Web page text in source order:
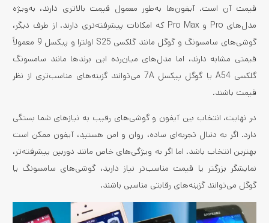
قیمت آن است. آیفون‌ها به‌طور معمول قیمت بالاتری دارند، به‌ویژه
مدل‌های Pro و Pro Max که امکانات پیشرفته‌تری دارند. از طرف دیگر،
گوشی‌های سامسونگ و گوگل مانند گلکسی S25 اولترا و پیکسل 9 معمولاً
قیمتی مشابه دارند، اما مدل‌های میان‌رده این برندها مانند سامسونگ
گلکسی A54 یا گوگل پیکسل 7A می‌توانند گزینه‌های مناسب‌تری از نظر
قیمت باشند.
در نهایت، انتخاب بین آیفون و گوشی‌های رقیب به نیازهای شما بستگی
دارد. اگر به دنبال تجربه‌ای ساده، روان و امن هستید، آیفون ممکن است
بهترین انتخاب باشد. اما اگر به ویژگی‌های خاص مانند دوربین پیشرفته‌تر،
نمایشگر بزرگتر یا قیمت مناسب‌تر نیاز دارید، گوشی‌های سامسونگ یا
گوگل می‌توانند گزینه‌های رقابتی مناسبی باشند.